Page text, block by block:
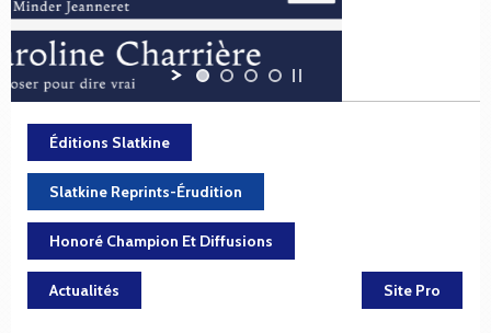
Éditions Slatkine
Slatkine Reprints-Érudition
Honoré Champion Et Diffusions
Actualités Site Pro